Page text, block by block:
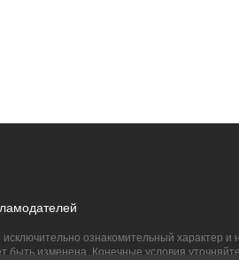
ознакомительный характер
изменена. Конечные условия